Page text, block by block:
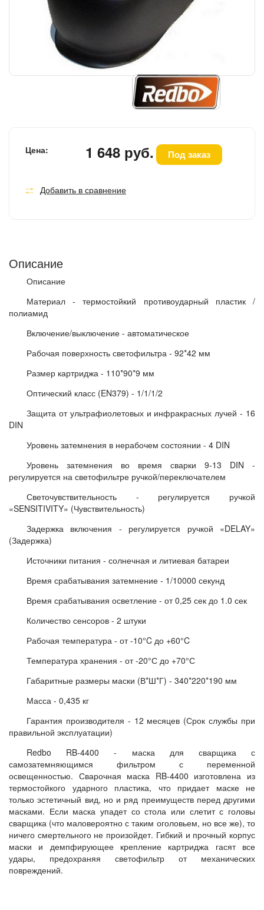
Цена: 1 648 руб. Под заказ
Добавить в сравнение
Описание
Описание
Материал - термостойкий противоударный пластик /
полиамид
Включение/выключение - автоматическое
Рабочая поверхность светофильтра - 92*42 мм
Размер картриджа - 110*90*9 мм
Оптический класс (EN379) - 1/1/1/2
Защита от ультрафиолетовых и инфракрасных лучей - 16
DIN
Уровень затемнения в нерабочем состоянии - 4 DIN
Уровень затемнения во время сварки 9-13 DIN -
регулируется на светофильтре ручкой/переключателем
Светочувствительность - регулируется ручкой
«SENSITIVITY» (Чувствительность)
Задержка включения - регулируется ручкой «DELAY»
(Задержка)
Источники питания - солнечная и литиевая батареи
Время срабатывания затемнение - 1/10000 секунд
Время срабатывания осветление - от 0,25 сек до 1.0 сек
Количество сенсоров - 2 штуки
Рабочая температура - от -10°C до +60°C
Температура хранения - от -20°С до +70°С
Габаритные размеры маски (В*Ш*Г) - 340*220*190 мм
Масса - 0,435 кг
Гарантия производителя - 12 месяцев (Срок службы при
правильной эксплуатации)
Redbo RB-4400 - маска для сварщика с
самозатемняющимся фильтром с переменной
освещенностью. Сварочная маска RB-4400 изготовлена из
термостойкого ударного пластика, что придает маске не
только эстетичный вид, но и ряд преимуществ перед другими
масками. Если маска упадет со стола или слетит с головы
сварщика (что маловероятно с таким оголовьем, но все же), то
ничего смертельного не произойдет. Гибкий и прочный корпус
маски и демпфирующее крепление картриджа гасят все
удары, предохраняя светофильтр от механических
повреждений.